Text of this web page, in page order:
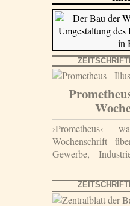
›Prometheus‹
Wochenschrift
Gewerbe,